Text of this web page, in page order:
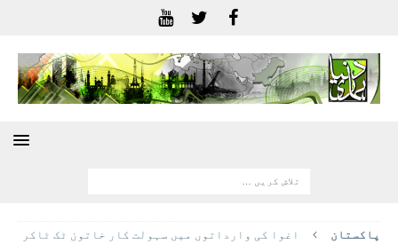
پاکستان
اغوا کی وارداتوں میں سہولت کار خاتون ٹک ٹاکر